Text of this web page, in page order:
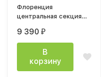
Флоренция
центральная секция
белый
9 390 ₽
В
корзину